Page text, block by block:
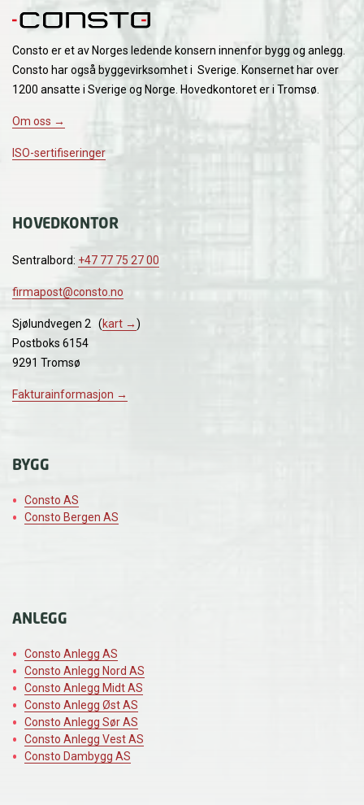
Consto er et av Norges ledende konsern innenfor bygg og anlegg.
Consto har også byggevirksomhet i Sverige. Konsernet har over
1200 ansatte i Sverige og Norge. Hovedkontoret er i Tromsø.
Om oss →
ISO-sertifiseringer
HOVEDKONTOR
Sentralbord: +47 77 75 27 00
firmapost@consto.no
Sjølundvegen 2 (kart →)
Postboks 6154
9291 Tromsø
Fakturainformasjon →
BYGG
Consto AS
Consto Bergen AS
ANLEGG
Consto Anlegg AS
Consto Anlegg Nord AS
Consto Anlegg Midt AS
Consto Anlegg Øst AS
Consto Anlegg Sør AS
Consto Anlegg Vest AS
Consto Dambygg AS